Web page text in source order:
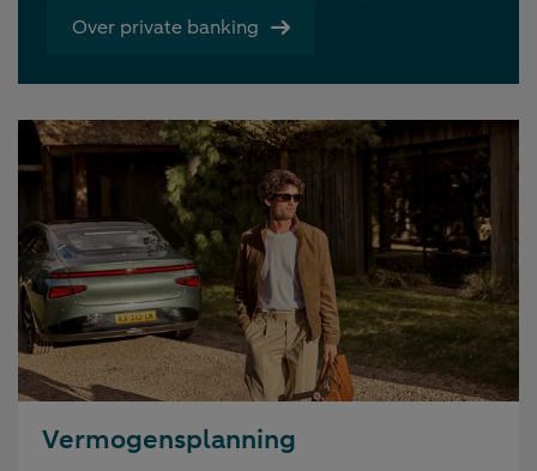
Over private banking
Vermogensplanning